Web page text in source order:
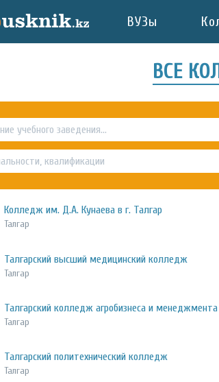
ВУЗы
ВСЕ
Колледж им. Д.А. Кунаева в г. Талгар
Талгар
Талгарский высший медицинский колледж
Талгар
Талгарский колледж агробизнеса и
Талгар
Талгарский политехнический колледж
Талгар